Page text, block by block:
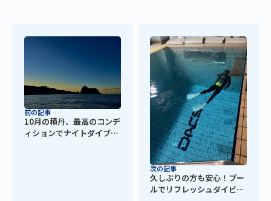
前の記事
10月の積丹、最高のコンデ
ィションでナイトダイブも
次の記事
久しぶりの方も安心！プー
ルでリフレッシュダイビン